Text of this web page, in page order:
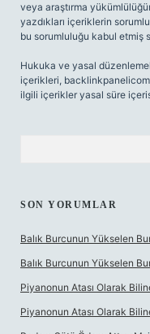
veya araştırma
yazdıkları içeriklerin
bu sorumluluğu kabul etmiş
Hukuka ve yasal
içerikleri,
ilgili içerikler yasal süre
SON YORUMLAR
Balık Burcunun Yükselen
Balık Burcunun Yükselen
Piyanonun Atası Olarak
Piyanonun Atası Olarak